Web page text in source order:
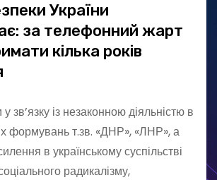
України
за телефонний жарт
кілька років
зв’язку із незаконною діяльністю в
формувань т.зв. «ДНР», «ЛНР», а
в українському суспільстві
радикалізму,